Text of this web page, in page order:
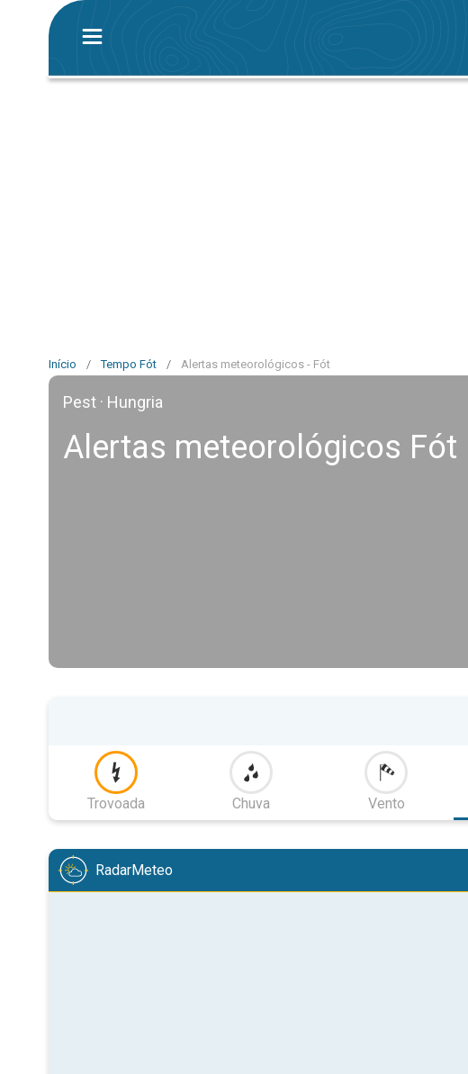
Início / Tempo Fót / Alertas meteorológicos - Fót
Pest · Hungria
Alertas meteorológicos Fót
Trovoada Chuva Vento
RadarMeteo